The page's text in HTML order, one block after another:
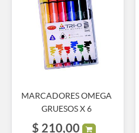
MARCADORES OMEGA
GRUESOS X 6
$ 210,00